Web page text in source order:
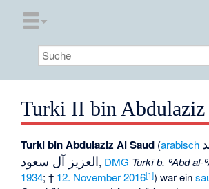
Turki II bin Abdulaziz
Turki bin Abdulaziz Al Saud (arabisch
العزيز آل سعود, DMG Turkī b. ʿAbd al-
1934; † 12. November 2016[1]) war ein